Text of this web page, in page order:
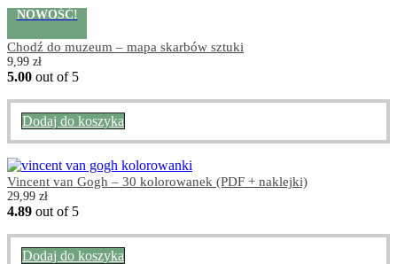
NOWOŚĆ!
Chodź do muzeum – mapa skarbów sztuki
9,99 zł
5.00 out of 5
Dodaj do koszyka
Vincent van Gogh – 30 kolorowanek (PDF + naklejki)
29,99 zł
4.89 out of 5
Dodaj do koszyka